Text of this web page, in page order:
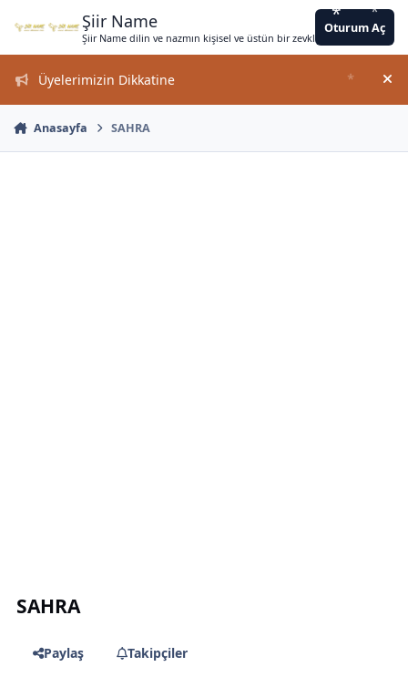
Şiir Name
Şiir Name dilin ve nazmın kişisel ve üstün bir zevkle bir arada
Oturum Aç
Üyelerimizin Dikkatine
Anasayfa SAHRA
SAHRA
Paylaş Takipçiler
* *
*